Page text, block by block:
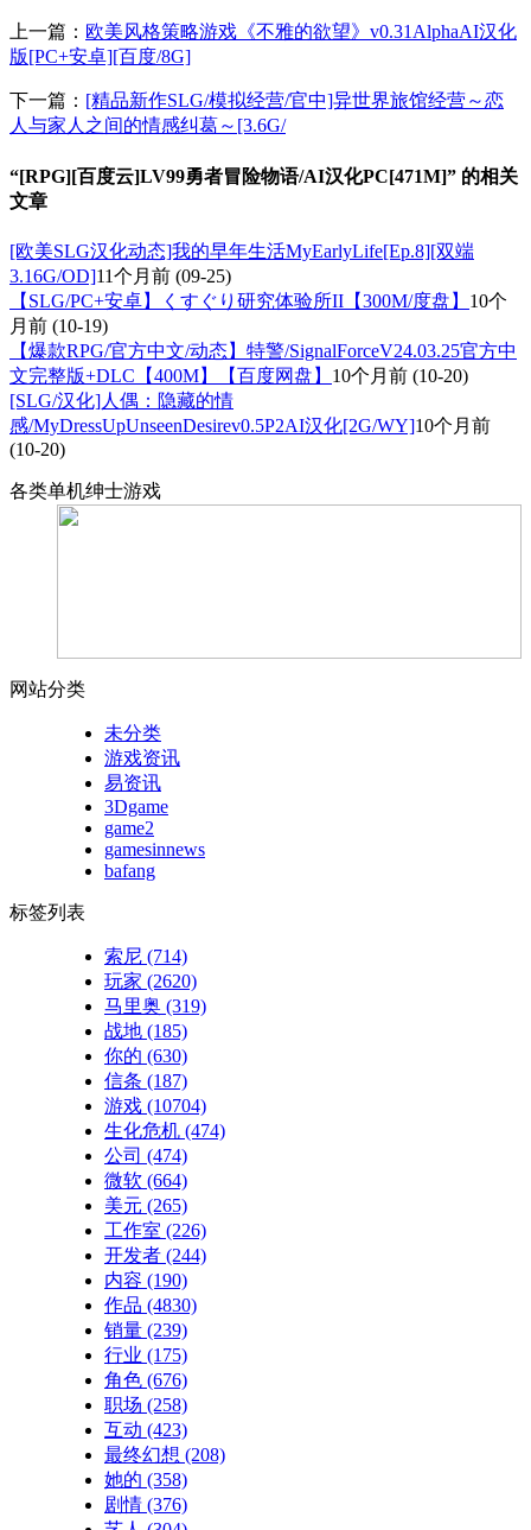
上一篇： 欧美风格策略游戏《不雅的欲望》v0.31AlphaAI汉化
版[PC+安卓][百度/8G]
下一篇： [精品新作SLG/模拟经营/官中]异世界旅馆经营～恋
人与家人之间的情感纠葛～[3.6G/
“[RPG][百度云]LV99勇者冒险物语/AI汉化PC[471M]” 的相关
文章
[欧美SLG汉化动态]我的早年生活MyEarlyLife[Ep.8][双端
3.16G/OD]11个月前 (09-25)
【SLG/PC+安卓】くすぐり研究体验所II【300M/度盘】 10个
月前 (10-19)
【爆款RPG/官方中文/动态】特警/SignalForceV24.03.25官方中
文完整版+DLC【400M】【百度网盘】 10个月前 (10-20)
[SLG/汉化]人偶：隐藏的情
感/MyDressUpUnseenDesirev0.5P2AI汉化[2G/WY]10个月前
(10-20)
各类单机绅士游戏
网站分类
未分类
游戏资讯
易资讯
3Dgame
game2
gamesinnews
bafang
标签列表
索尼 (714)
玩家 (2620)
马里奥 (319)
战地 (185)
你的 (630)
信条 (187)
游戏 (10704)
生化危机 (474)
公司 (474)
微软 (664)
美元 (265)
工作室 (226)
开发者 (244)
内容 (190)
作品 (4830)
销量 (239)
行业 (175)
角色 (676)
职场 (258)
互动 (423)
最终幻想 (208)
她的 (358)
剧情 (376)